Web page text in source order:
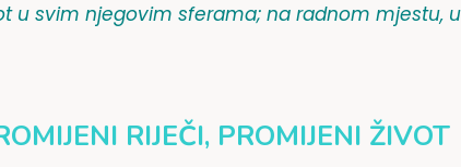
u svim njegovim sferama; na radnom mjestu,
RIJEČI, PROMIJENI ŽIVOT